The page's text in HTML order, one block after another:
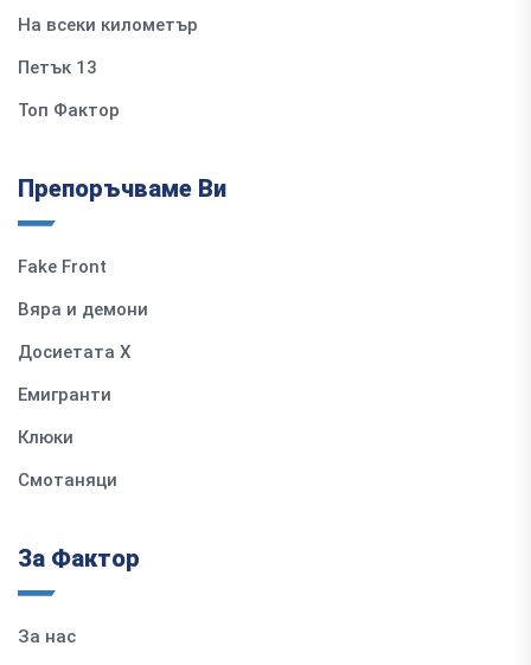
На всеки километър
Петък 13
Топ Фактор
Препоръчваме Ви
Fake Front
Вяра и демони
Досиетата Х
Емигранти
Клюки
Смотаняци
За Фактор
За нас